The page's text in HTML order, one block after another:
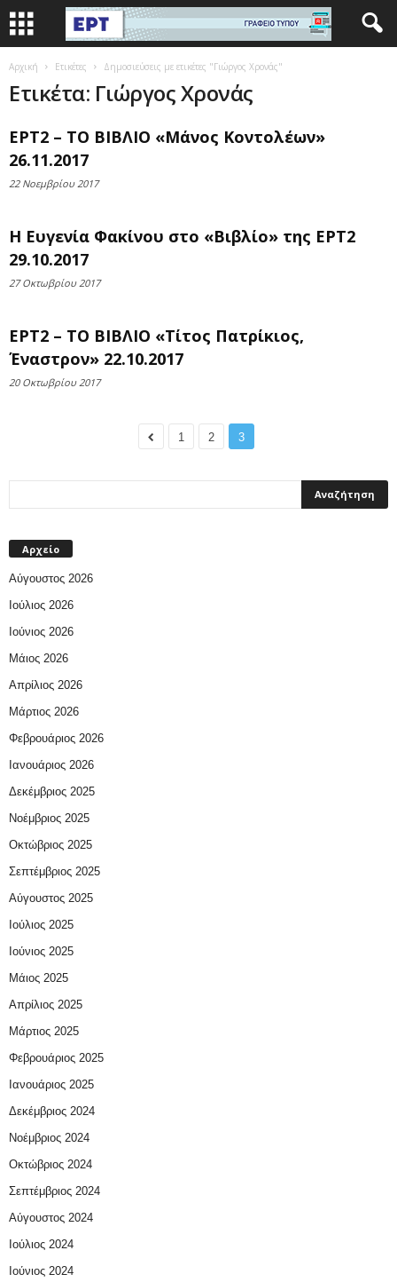
Αρχική Ετικέτες Δημοσιεύσεις με ετικέτες "Γιώργος Χρονάς"
Ετικέτα: Γιώργος Χρονάς
ΕΡΤ2 – ΤΟ ΒΙΒΛΙΟ «Μάνος Κοντολέων»
26.11.2017
22 Νοεμβρίου 2017
Η Ευγενία Φακίνου στο «Βιβλίο» της ΕΡΤ2
29.10.2017
27 Οκτωβρίου 2017
ΕΡΤ2 – ΤΟ ΒΙΒΛΙΟ «Τίτος Πατρίκιος,
Έναστρον» 22.10.2017
20 Οκτωβρίου 2017
1 2 3
Αρχείο
Αύγουστος 2026
Ιούλιος 2026
Ιούνιος 2026
Μάιος 2026
Απρίλιος 2026
Μάρτιος 2026
Φεβρουάριος 2026
Ιανουάριος 2026
Δεκέμβριος 2025
Νοέμβριος 2025
Οκτώβριος 2025
Σεπτέμβριος 2025
Αύγουστος 2025
Ιούλιος 2025
Ιούνιος 2025
Μάιος 2025
Απρίλιος 2025
Μάρτιος 2025
Φεβρουάριος 2025
Ιανουάριος 2025
Δεκέμβριος 2024
Νοέμβριος 2024
Οκτώβριος 2024
Σεπτέμβριος 2024
Αύγουστος 2024
Ιούλιος 2024
Ιούνιος 2024